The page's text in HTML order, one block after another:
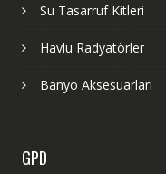
Su Tasarruf Kitleri
Havlu Radyatörler
Banyo Aksesuarları
GPD